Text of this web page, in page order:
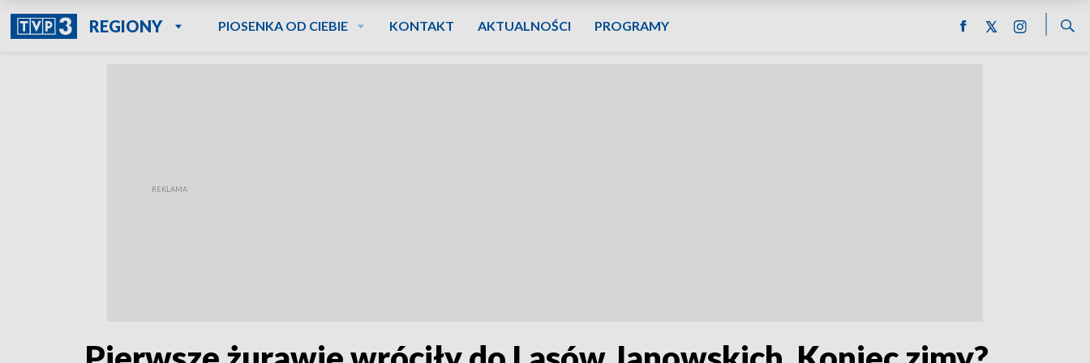
REGIONY PIOSENKA OD CIEBIE KONTAKT AKTUALNOŚCI PROGRAMY